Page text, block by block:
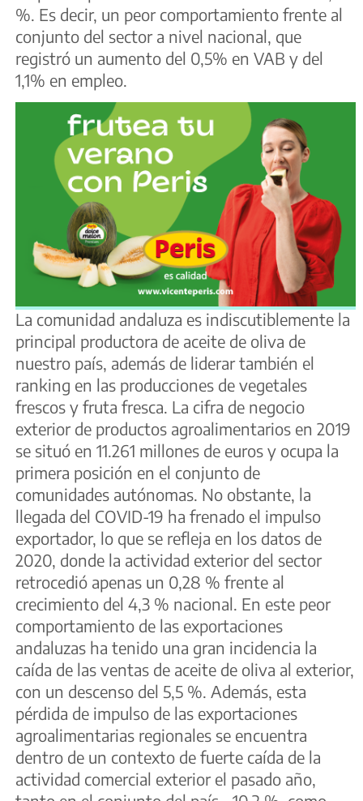
%. Es decir, un peor comportamiento frente al
conjunto del sector a nivel nacional, que
registró un aumento del 0,5% en VAB y del
1,1% en empleo.
La comunidad andaluza es indiscutiblemente la
principal productora de aceite de oliva de
nuestro país, además de liderar también el
ranking en las producciones de vegetales
frescos y fruta fresca. La cifra de negocio
exterior de productos agroalimentarios en 2019
se situó en 11.261 millones de euros y ocupa la
primera posición en el conjunto de
comunidades autónomas. No obstante, la
llegada del COVID-19 ha frenado el impulso
exportador, lo que se refleja en los datos de
2020, donde la actividad exterior del sector
retrocedió apenas un 0,28 % frente al
crecimiento del 4,3 % nacional. En este peor
comportamiento de las exportaciones
andaluzas ha tenido una gran incidencia la
caída de las ventas de aceite de oliva al exterior,
con un descenso del 5,5 %. Además, esta
pérdida de impulso de las exportaciones
agroalimentarias regionales se encuentra
dentro de un contexto de fuerte caída de la
actividad comercial exterior el pasado año,